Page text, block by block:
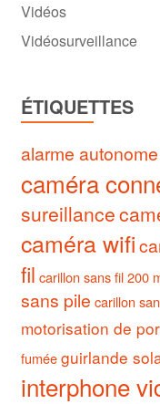
Vidéos
Vidéosurveillance
ÉTIQUETTES
alarme autonome
caméra
sureillance
caméra wifi
fil carillon sans fil 200
sans pile carillon
motorisation de
fuméeguirlande
interphone